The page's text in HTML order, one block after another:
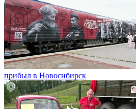
прибыл в Новосибирск